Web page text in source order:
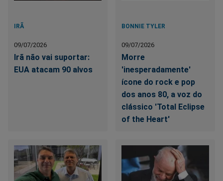
IRÃ
09/07/2026
Irã não vai suportar:
EUA atacam 90 alvos
BONNIE TYLER
09/07/2026
Morre
'inesperadamente'
ícone do rock e pop
dos anos 80, a voz do
clássico 'Total Eclipse
of the Heart'